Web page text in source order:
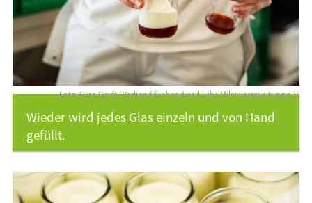
Foto: Sven Sindt / Verband für handwerkliche Milchverarbeitung e. V.
Wieder wird jedes Glas einzeln und von Hand
gefüllt.